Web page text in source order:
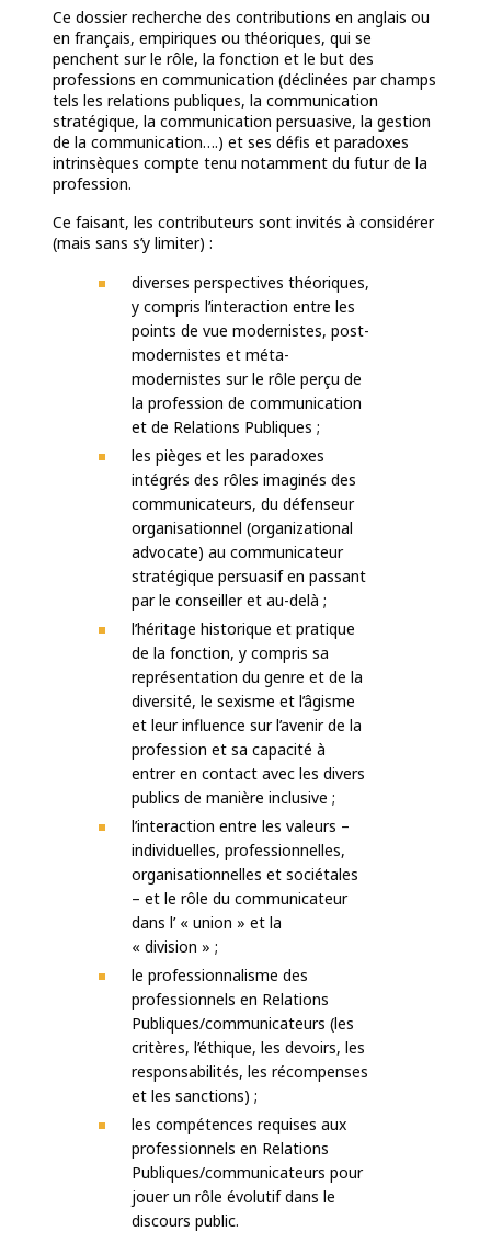
Ce dossier recherche des contributions en anglais ou
en français, empiriques ou théoriques, qui se
penchent sur le rôle, la fonction et le but des
professions en communication (déclinées par champs
tels les relations publiques, la communication
stratégique, la communication persuasive, la gestion
de la communication….) et ses défis et paradoxes
intrinsèques compte tenu notamment du futur de la
profession.
Ce faisant, les contributeurs sont invités à considérer
(mais sans s’y limiter) :
diverses perspectives théoriques,
y compris l’interaction entre les
points de vue modernistes, post-
modernistes et méta-
modernistes sur le rôle perçu de
la profession de communication
et de Relations Publiques ;
les pièges et les paradoxes
intégrés des rôles imaginés des
communicateurs, du défenseur
organisationnel (organizational
advocate) au communicateur
stratégique persuasif en passant
par le conseiller et au-delà ;
l’héritage historique et pratique
de la fonction, y compris sa
représentation du genre et de la
diversité, le sexisme et l’âgisme
et leur influence sur l’avenir de la
profession et sa capacité à
entrer en contact avec les divers
publics de manière inclusive ;
l’interaction entre les valeurs –
individuelles, professionnelles,
organisationnelles et sociétales
– et le rôle du communicateur
dans l’ « union » et la
« division » ;
le professionnalisme des
professionnels en Relations
Publiques/communicateurs (les
critères, l’éthique, les devoirs, les
responsabilités, les récompenses
et les sanctions) ;
les compétences requises aux
professionnels en Relations
Publiques/communicateurs pour
jouer un rôle évolutif dans le
discours public.